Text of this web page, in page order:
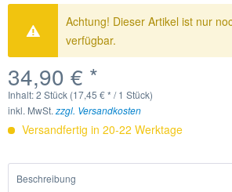
Achtung! Dieser Artikel ist nur
verfügbar.
34,90 € *
Inhalt:2 Stück (17,45 € * / 1 Stück)
inkl. MwSt. zzgl. Versandkosten
Versandfertig in 20-22 Werktage
Beschreibung